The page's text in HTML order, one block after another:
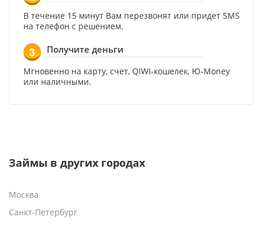
В течение 15 минут Вам перезвонят или придет SMS
на телефон с решением.
3 Получите деньги
Мгновенно на карту, счет, QIWI-кошелек, Ю-Money
или наличными.
Займы в других городах
Москва
Санкт-Петербург